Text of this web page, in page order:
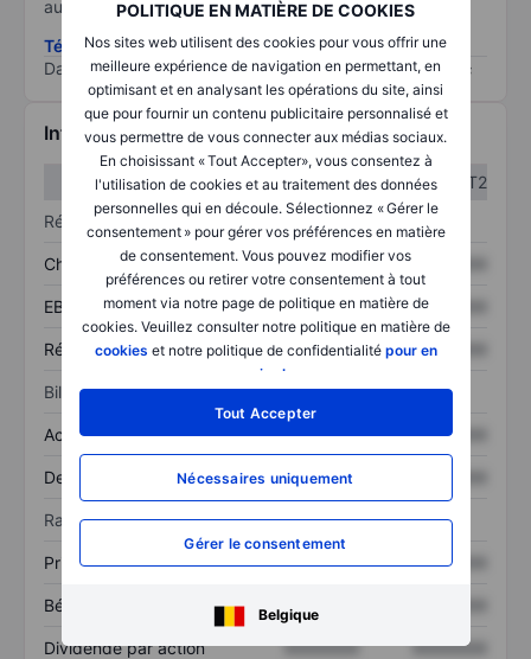
POLITIQUE EN MATIÈRE DE COOKIES
Nos sites web utilisent des cookies pour vous offrir une
meilleure expérience de navigation en permettant, en
optimisant et en analysant les opérations du site, ainsi
que pour fournir un contenu publicitaire personnalisé et
vous permettre de vous connecter aux médias sociaux.
En choisissant « Tout Accepter», vous consentez à
l'utilisation de cookies et au traitement des données
personnelles qui en découle. Sélectionnez « Gérer le
consentement » pour gérer vos préférences en matière
de consentement. Vous pouvez modifier vos
préférences ou retirer votre consentement à tout
moment via notre page de politique en matière de
cookies. Veuillez consulter notre politique en matière de
cookies et notre politique de confidentialité pour en
savoir plus
Tout Accepter
Nécessaires uniquement
Gérer le consentement
Belgique
au risque le plus élevé).
Télécharger la méthodologie ESG (en anglais)
Data provided by
/
Informations financières
T1
T2
Résultats
Chiffre d’affaires XXXXXXX
EBITDA XXXXXXX XXXXXXX
Résultat net XXXXXXX XXXXXXX
Bilan
Actif total XXXXXXX XXXXXXX
Dette totale XXXXXXX
Ratios
Prix / ventes XXXXXXX XXXXXXX
Bénéfice par action XXXXXXX
Dividende par action XXXXXXX XXXXXXX